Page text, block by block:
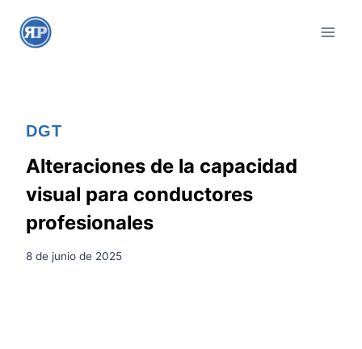
DGT
Alteraciones de la capacidad
visual para conductores
profesionales
8 de junio de 2025